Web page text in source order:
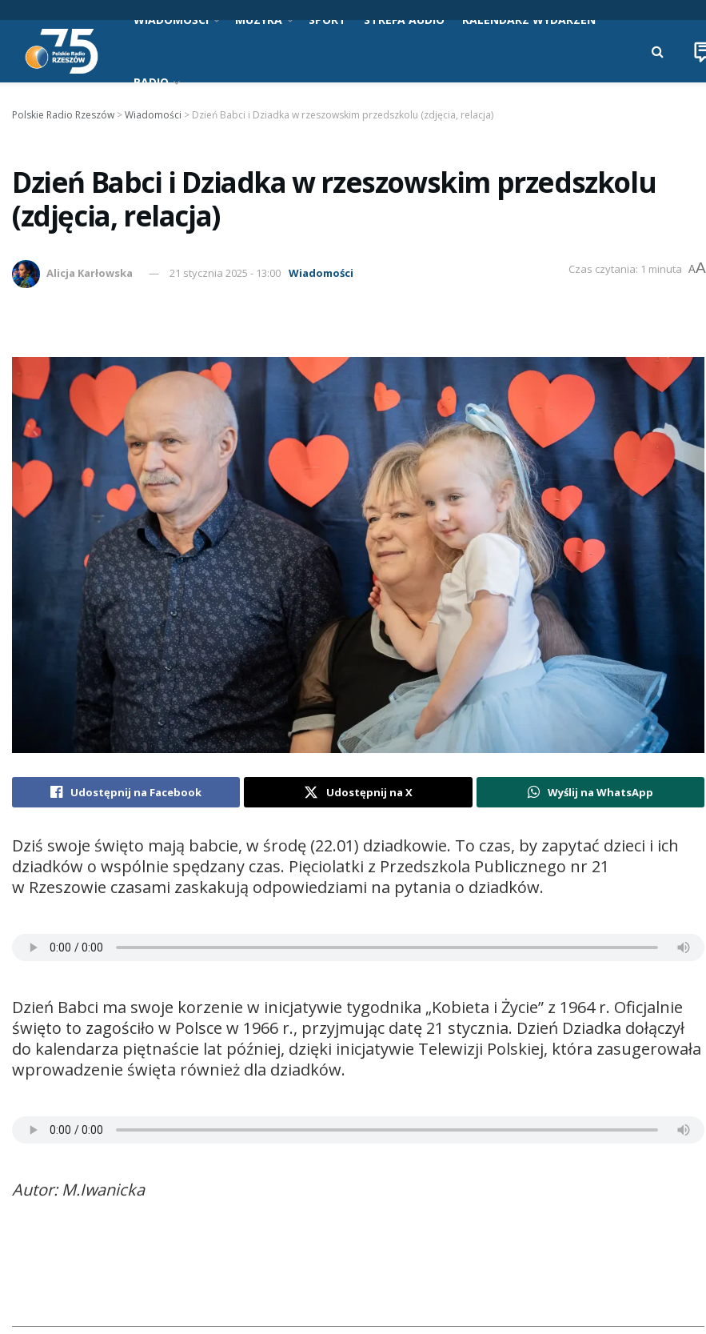
WIADOMOŚCI MUZYKA SPORT STREFA AUDIO KALENDARZ WYDARZEŃ
RADIO
Polskie Radio Rzeszów >Wiadomości > Dzień Babci i Dziadka w rzeszowskim przedszkolu (zdjęcia, relacja)
Dzień Babci i Dziadka w rzeszowskim przedszkolu
(zdjęcia, relacja)
Alicja Karłowska 21 stycznia 2025 - 13:00 Wiadomości Czas czytania: 1 minuta AA
Udostępnij na Facebook Udostępnij na X Wyślij na WhatsApp
Dziś swoje święto mają babcie, w środę (22.01) dziadkowie. To czas, by zapytać dzieci i ich
dziadków o wspólnie spędzany czas. Pięciolatki z Przedszkola Publicznego nr 21
w Rzeszowie czasami zaskakują odpowiedziami na pytania o dziadków.
Dzień Babci ma swoje korzenie w inicjatywie tygodnika „Kobieta i Życie” z 1964 r. Oficjalnie
święto to zagościło w Polsce w 1966 r., przyjmując datę 21 stycznia. Dzień Dziadka dołączył
do kalendarza piętnaście lat później, dzięki inicjatywie Telewizji Polskiej, która zasugerowała
wprowadzenie święta również dla dziadków.
Autor: M.Iwanicka